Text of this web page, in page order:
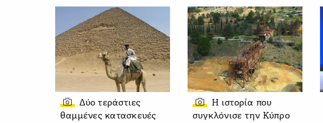
Δύο τεράστιες
θαμμένες κατασκευές
Η ιστορία που
συγκλόνισε την Κύπρο